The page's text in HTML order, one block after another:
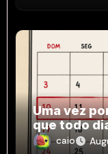
Uma vez
que todo
caio